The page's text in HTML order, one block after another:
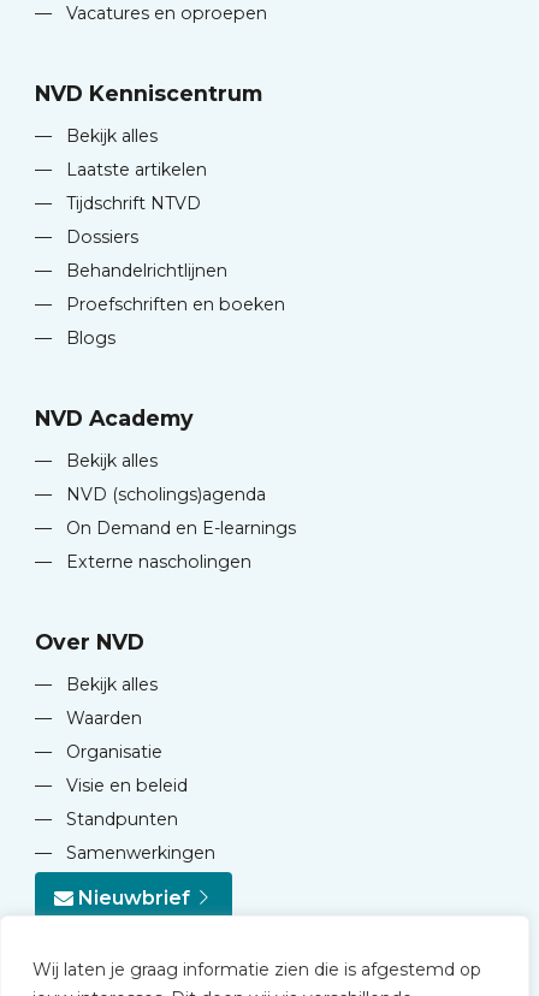
Wij laten je graag informatie zien die is afgestemd op
—
Vacatures en oproepen
NVD Kenniscentrum
—
Bekijk alles
—
Laatste artikelen
—
Tijdschrift NTVD
—
Dossiers
—
Behandelrichtlijnen
—
Proefschriften en boeken
—
Blogs
NVD Academy
—
Bekijk alles
—
NVD (scholings)agenda
—
On Demand en E-learnings
—
Externe nascholingen
Over NVD
—
Bekijk alles
—
Waarden
—
Organisatie
—
Visie en beleid
—
Standpunten
—
Samenwerkingen
Nieuwbrief